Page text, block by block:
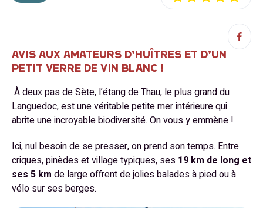
AVIS AUX AMATEURS D’HUÎTRES ET D’UN
PETIT VERRE DE VIN BLANC !
À deux pas de Sète, l’étang de Thau, le plus grand du
Languedoc, est une véritable petite mer intérieure qui
abrite une incroyable biodiversité. On vous y emmène !
Ici, nul besoin de se presser, on prend son temps. Entre
criques, pinèdes et village typiques, ses 19 km de long et
ses 5 km de large offrent de jolies balades à pied ou à
vélo sur ses berges.